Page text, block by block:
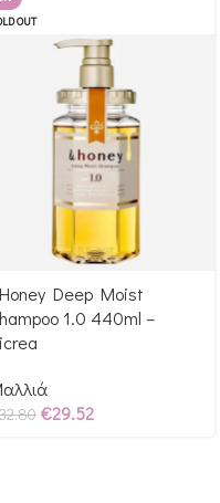
OUT
& κέρδισε 328
Points!
Deep Moist
1.0 440ml –
32.80 €29.52